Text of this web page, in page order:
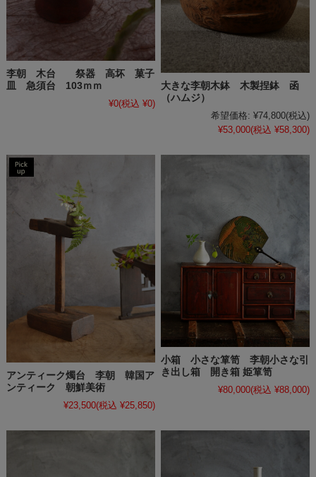
李朝 木台 祭器 高坏 菓子
皿 急須台 103ｍｍ
¥0(税込 ¥0)
大きな李朝木鉢 木製捏鉢 函
（ハムジ）
希望価格: ¥74,800(税込)
¥53,000(税込 ¥58,300)
アンティーク燭台 李朝 韓国ア
ンティーク 朝鮮美術
¥23,500(税込 ¥25,850)
小箱 小さな箪笥 李朝小さな引
き出し箱 開き箱 姫箪笥
¥80,000(税込 ¥88,000)